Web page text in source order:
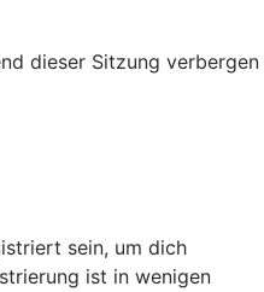
dieser Sitzung verbergen
sein, um dich
ist in wenigen